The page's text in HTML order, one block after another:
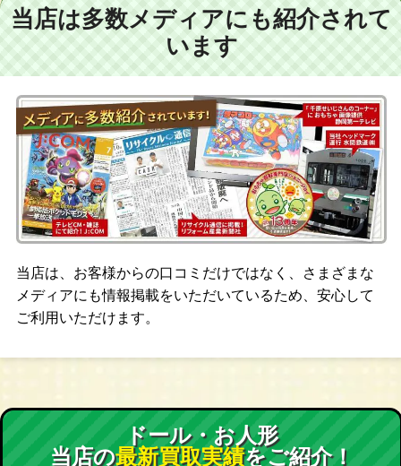
当店は多数メディアにも紹介されて
います
当店は、お客様からの口コミだけではなく、さまざまな
メディアにも情報掲載をいただいているため、安心して
ご利用いただけます。
ドール・お人形
当店の最新買取実績をご紹介！